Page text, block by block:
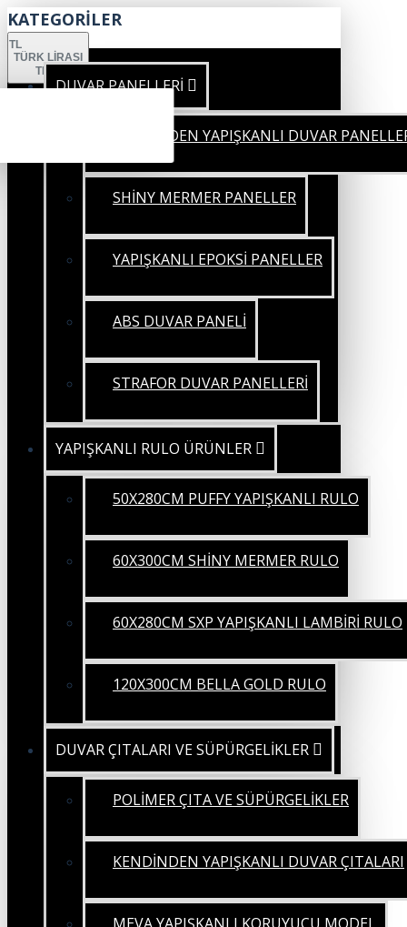
KATEGORİLER
TL
TÜRK LIRASI
TRY
DUVAR PANELLERİ
KENDİNDEN YAPIŞKANLI DUVAR
SHİNY MERMER PANELLER
YAPIŞKANLI EPOKSİ PANELLER
ABS DUVAR PANELİ
STRAFOR DUVAR PANELLERİ
YAPIŞKANLI RULO ÜRÜNLER
50X280CM PUFFY YAPIŞKANLI RULO
60X300CM SHİNY MERMER RULO
60X280CM SXP YAPIŞKANLI LAMBİRİ RULO
120X300CM BELLA GOLD RULO
DUVAR ÇITALARI VE SÜPÜRGELİKLER
POLİMER ÇITA VE SÜPÜRGELİKLER
KENDİNDEN YAPIŞKANLI DUVAR ÇITALARI